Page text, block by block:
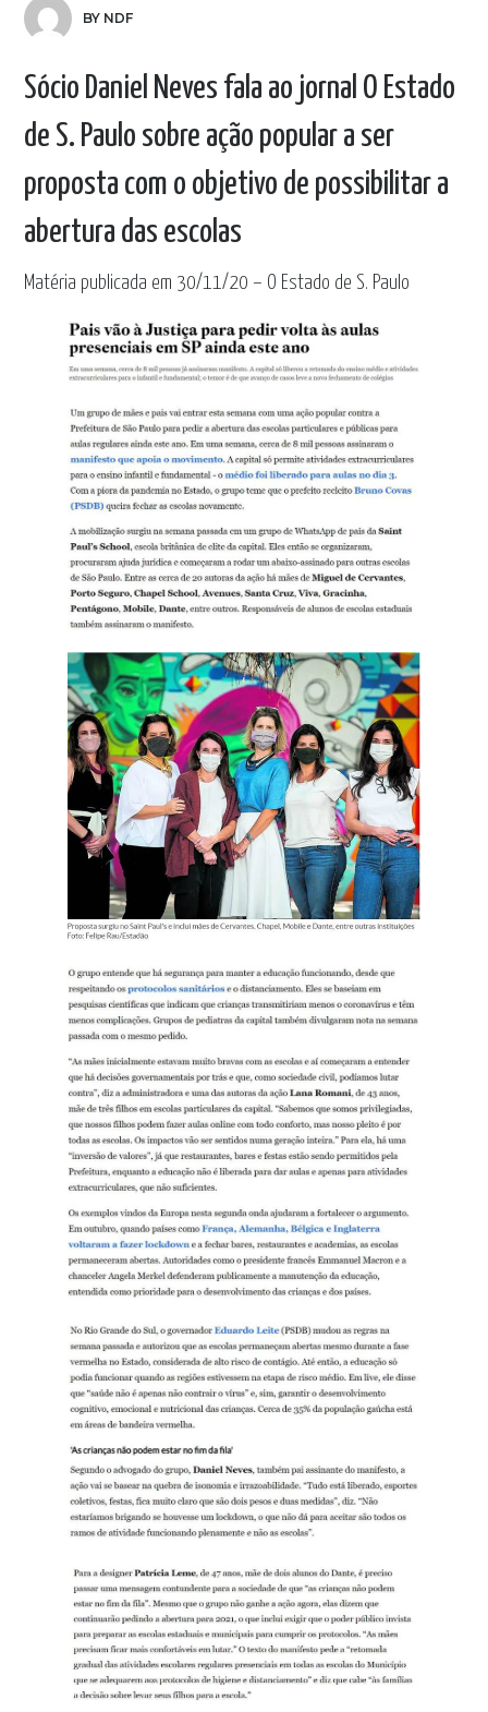
BY NDF
Sócio Daniel Neves fala ao jornal O Estado
de S. Paulo sobre ação popular a ser
proposta com o objetivo de possibilitar a
abertura das escolas
Matéria publicada em 30/11/20 – O Estado de S. Paulo